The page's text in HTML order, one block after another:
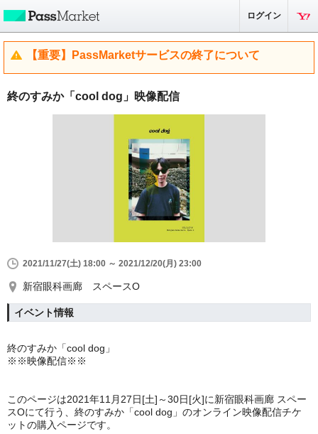
ログイン
【重要】PassMarketサービスの終了について
終のすみか「cool dog」映像配信
2021/11/27(土) 18:00 ～ 2021/12/20(月) 23:00
新宿眼科画廊 スペースO
イベント情報
終のすみか「cool dog」
※※映像配信※※
このページは2021年11月27日[土]～30日[火]に新宿眼科画廊 スペー
スOにて行う、終のすみか「cool dog」のオンライン映像配信チケ
ットの購入ページです。